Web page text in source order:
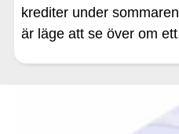
krediter under
är läge att se över om